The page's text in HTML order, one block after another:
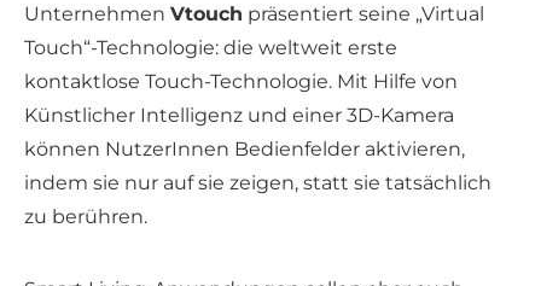
Unternehmen Vtouch präsentiert seine „Virtual
Touch“-Technologie: die weltweit erste
kontaktlose Touch-Technologie. Mit Hilfe von
Künstlicher Intelligenz und einer 3D-Kamera
können NutzerInnen Bedienfelder aktivieren,
indem sie nur auf sie zeigen, statt sie tatsächlich
zu berühren.